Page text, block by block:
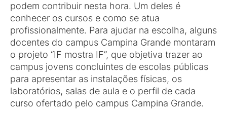
podem contribuir nesta hora. Um deles é
conhecer os cursos e como se atua
profissionalmente. Para ajudar na escolha, alguns
docentes do campus Campina Grande montaram
o projeto “IF mostra IF”, que objetiva trazer ao
campus jovens concluintes de escolas públicas
para apresentar as instalações físicas, os
laboratórios, salas de aula e o perfil de cada
curso ofertado pelo campus Campina Grande.